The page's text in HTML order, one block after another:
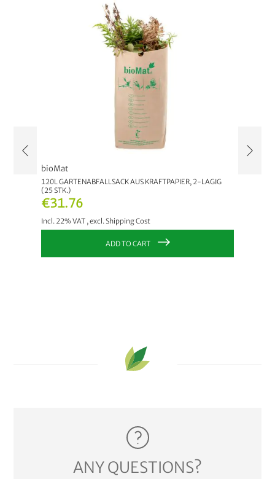
€31.76
Incl. 22% VAT ,excl.Shipping Cost
bioMat
120L GARTENABFALLSACK AUS KRAFTPAPIER, 2-LAGIG
(25 STK.)
ADD TO CART
ANY QUESTIONS?